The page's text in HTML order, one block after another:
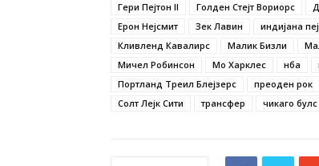
Гери Пејтон II
Голден Стејт Вориорс
Ерон Нејсмит
Зек Лавин индијана
Кливленд Кавалирс
Малик Бизли
Мичел Робинсон
Мо Харклес нба
Портланд Треил Блејзерс
преоден рок
Солт Лејк Сити
трансфер чикаго булс